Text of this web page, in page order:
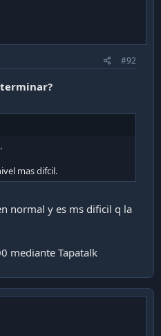
#92
terminar?
mas difcil.
normal y es ms dificil q la
mediante Tapatalk